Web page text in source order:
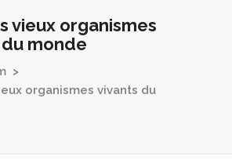
vieux organismes
monde
>
organismes vivants du